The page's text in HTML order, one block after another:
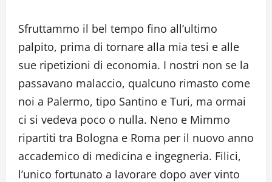
Sfruttammo il bel tempo fino all’ultimo
palpito, prima di tornare alla mia tesi e alle
sue ripetizioni di economia. I nostri non se la
passavano malaccio, qualcuno rimasto come
noi a Palermo, tipo Santino e Turi, ma ormai
ci si vedeva poco o nulla. Neno e Mimmo
ripartiti tra Bologna e Roma per il nuovo anno
accademico di medicina e ingegneria. Filici,
l’unico fortunato a lavorare dopo aver vinto